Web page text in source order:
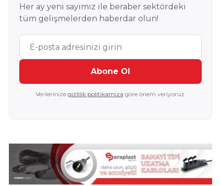
Her ay yeni sayımız ile beraber sektördeki
tüm gelişmelerden haberdar olun!
Abone Ol
Verilerinize gizlilik politikamıza göre önem veriyoruz.